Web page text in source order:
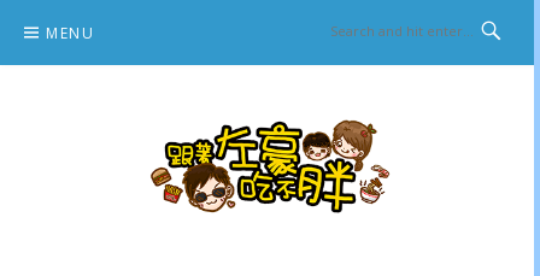
content
MENU